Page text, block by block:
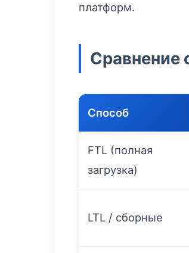
платформ.
Сравнение
Способ
FTL (полная
загрузка)
LTL / сборные